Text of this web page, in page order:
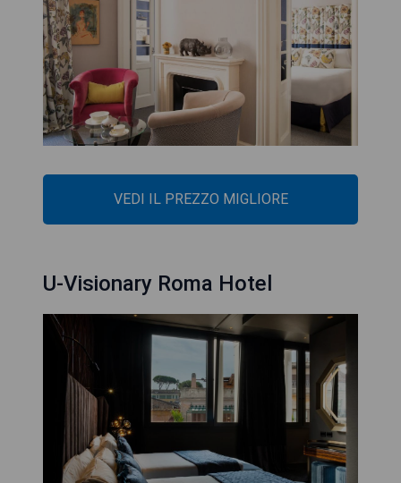
VEDI IL PREZZO MIGLIORE
U-Visionary Roma Hotel